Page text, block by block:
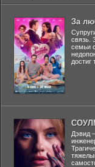
За
связь.
семьи
достиг
Дэвид